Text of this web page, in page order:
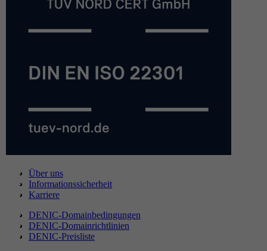
Über uns
Informationssicherheit
Karriere
DENIC-Domainbedingungen
DENIC-Domainrichtlinien
DENIC-Preisliste